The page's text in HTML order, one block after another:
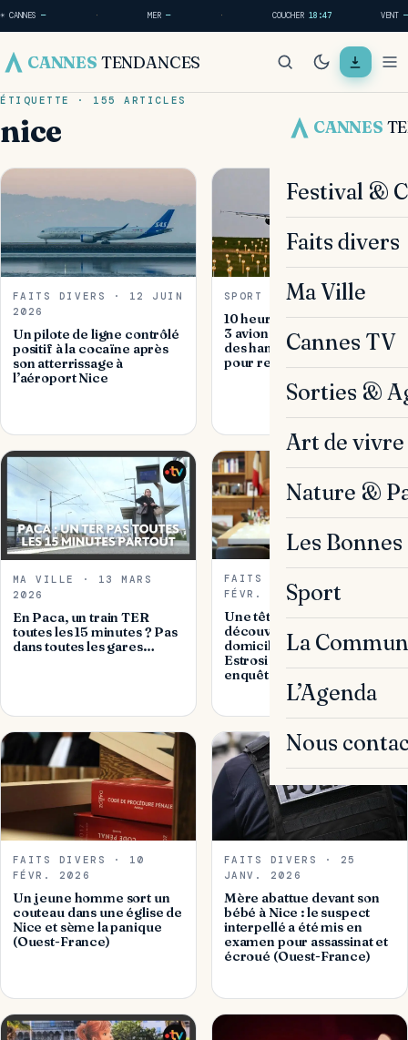
☀ CANNES — · MER— · COUCHER18:47 VENT —
CANNES TENDANCES
CANNES
Festival &
Faits divers
Ma Ville
Cannes TV
Sorties &
Art de vivre
Nature &
Les
Sport
La
L’Agenda
Nous
ÉTIQUETTE · 155 ARTICLES
nice
FAITS DIVERS · 12 JUIN
2026
Un pilote de ligne contrôlé
positif à la cocaïne après
son atterrissage à
l’aéroport Nice
SPORT · 29 MAI 2026
10 heures de retard,
3 avions… La folle galère
des handballeuses du BBH
pour rentrer de Nice
MA VILLE · 13 MARS
2026
En Paca, un train TER
toutes les 15 minutes ? Pas
dans toutes les gares…
FAITS DIVERS · 28
FÉVR. 2026
Une tête de cochon
découverte devant le
domicile de Christian
Estrosi à Nice : une
enquête
FAITS DIVERS · 10
FÉVR. 2026
Un jeune homme sort un
couteau dans une église de
Nice et sème la panique
(Ouest-France)
FAITS DIVERS · 25
JANV. 2026
Mère abattue devant son
bébé à Nice : le suspect
interpellé a été mis en
examen pour assassinat et
écroué (Ouest-France)